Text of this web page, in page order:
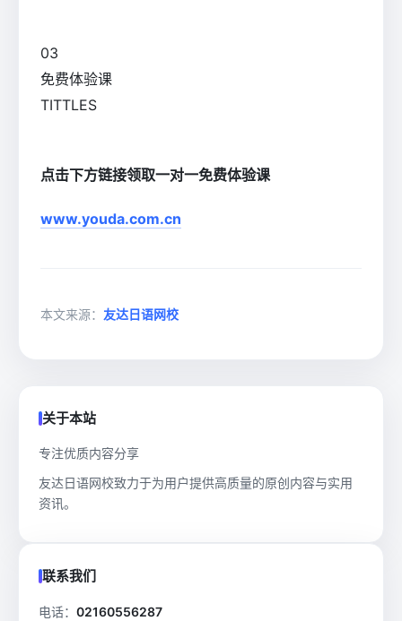
03
免费体验课
TITTLES
点击下方链接领取一对一免费体验课
www.youda.com.cn
本文来源： 友达日语网校
关于本站
专注优质内容分享
友达日语网校致力于为用户提供高质量的原创内容与实用
资讯。
联系我们
电话： 02160556287